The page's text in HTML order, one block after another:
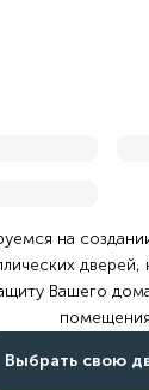
на
дверей,
Вашего
Выбрать свою